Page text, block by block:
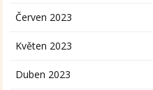
Červen 2023
Květen 2023
Duben 2023